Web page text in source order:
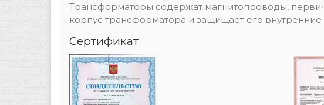
Трансформаторы содержат магнитопроводы,
корпус трансформатора и защищает его
Сертификат